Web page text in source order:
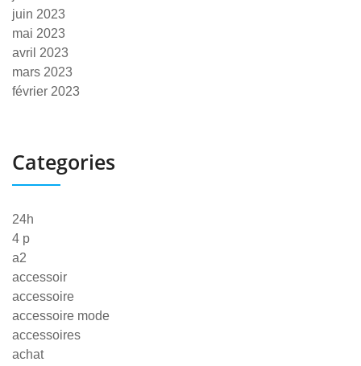
juin 2023
mai 2023
avril 2023
mars 2023
février 2023
Categories
24h
4 p
a2
accessoir
accessoire
accessoire mode
accessoires
achat